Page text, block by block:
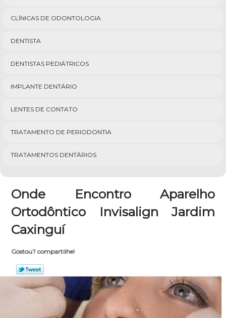
CLÍNICAS DE ODONTOLOGIA
DENTISTA
DENTISTAS PEDIÁTRICOS
IMPLANTE DENTÁRIO
LENTES DE CONTATO
TRATAMENTO DE PERIODONTIA
TRATAMENTOS DENTÁRIOS
Onde Encontro Aparelho
Ortodôntico Invisalign Jardim
Caxinguí
Gostou? compartilhe!